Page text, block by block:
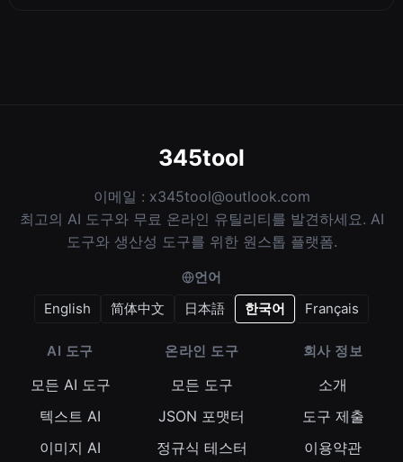
345tool
이메일 : x345tool@outlook.com
최고의 AI 도구와 무료 온라인 유틸리티를 발견하세요. AI
도구와 생산성 도구를 위한 원스톱 플랫폼.
언어
English
简体中文 日本語 한국어 Français
AI 도구
모든 AI 도구
텍스트 AI
이미지 AI
온라인 도구
모든 도구
JSON 포맷터
정규식 테스터
회사 정보
소개
도구 제출
이용약관